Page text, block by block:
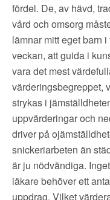
fördel. De, av hävd,
vård och omsorg
lämnar mitt eget barn
veckan, att guida i
vara det mest
värderingsbegreppet,
strykas i
uppvärderingar och
driver på
snickeriarbeten än
är ju nödvändiga.
läkare behöver ett
uppdrag. Vilket